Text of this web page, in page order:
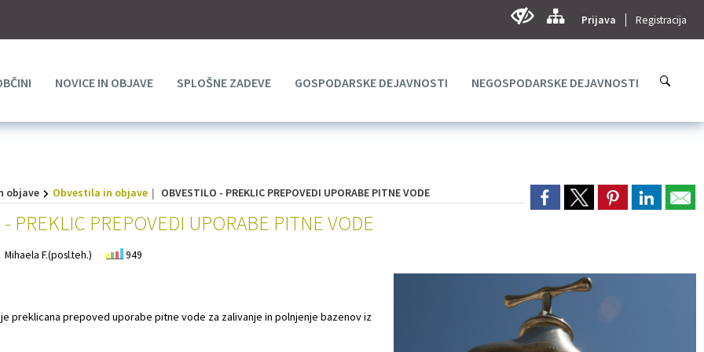
Prijava Registracija
NOVICE IN OBJAVE SPLOŠNE ZADEVE GOSPODARSKE DEJAVNOSTI NEGOSPODARSKE DEJAVNOSTI
objave Obvestila in objave OBVESTILO - PREKLIC PREPOVEDI UPORABE PITNE VODE
PREKLIC PREPOVEDI UPORABE PITNE VODE
Mihaela F.(posl.teh.) 949
preklicana prepoved uporabe pitne vode za zalivanje in polnjenje bazenov iz